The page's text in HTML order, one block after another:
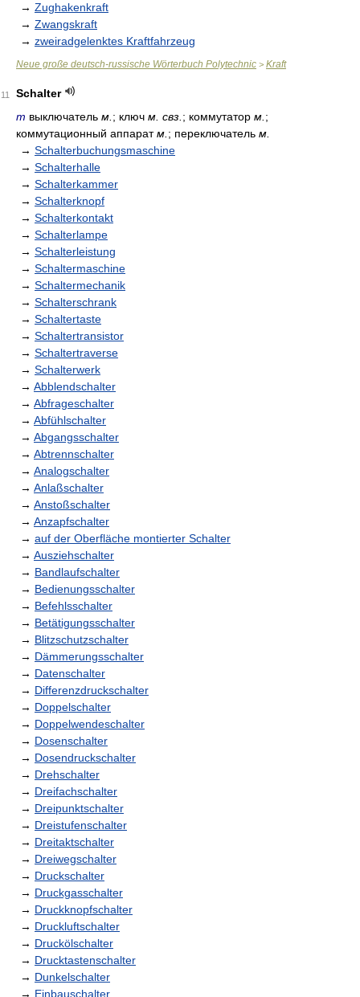
→ Zughakenkraft
→ Zwangskraft
→ zweiradgelenktes Kraftfahrzeug
Neue große deutsch-russische Wörterbuch Polytechnic > Kraft
11
Schalter
m выключатель м. ; ключ м. свз. ; коммутатор м. ;
коммутационный аппаратм. ; переключатель м.
→ Schalterbuchungsmaschine
→ Schalterhalle
→ Schalterkammer
→ Schalterknopf
→ Schalterkontakt
→ Schalterlampe
→ Schalterleistung
→ Schaltermaschine
→ Schaltermechanik
→ Schalterschrank
→ Schaltertaste
→ Schaltertransistor
→ Schaltertraverse
→ Schalterwerk
→ Abblendschalter
→ Abfrageschalter
→ Abfühlschalter
→ Abgangsschalter
→ Abtrennschalter
→ Analogschalter
→ Anlaßschalter
→ Anstoßschalter
→ Anzapfschalter
→ auf der Oberfläche montierter Schalter
→ Ausziehschalter
→ Bandlaufschalter
→ Bedienungsschalter
→ Befehlsschalter
→ Betätigungsschalter
→ Blitzschutzschalter
→ Dämmerungsschalter
→ Datenschalter
→ Differenzdruckschalter
→ Doppelschalter
→ Doppelwendeschalter
→ Dosenschalter
→ Dosendruckschalter
→ Drehschalter
→ Dreifachschalter
→ Dreipunktschalter
→ Dreistufenschalter
→ Dreitaktschalter
→ Dreiwegschalter
→ Druckschalter
→ Druckgasschalter
→ Druckknopfschalter
→ Druckluftschalter
→ Druckölschalter
→ Drucktastenschalter
→ Dunkelschalter
→ Einbauschalter